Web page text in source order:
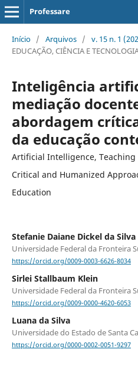
Professare
Início / Arquivos / v. 15 n. 1
EDUCAÇÃO, CIÊNCIA E
Inteligência
mediação
abordagem
da educação
Artificial Intelligence,
Critical and Humanized
Education
Stefanie Daiane Dickel da Silva
Universidade Federal da Fronteira
https://orcid.org/0009-0003-6626-8034
Sirlei Stallbaum Klein
Universidade Federal da Fronteira
https://orcid.org/0009-0000-4620-6053
Luana da Silva
Universidade do Estado de Santa
https://orcid.org/0000-0002-0051-9297